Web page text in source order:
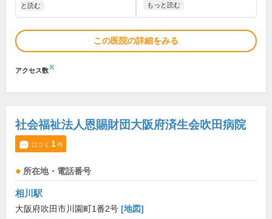
と読む もっと読む
この医院の詳細をみる
アクセス数※
社会福祉法人恩賜財団大阪府済生会吹田病院
口コミ 1件
所在地・電話番号
相川駅
大阪府吹田市川園町1番2号 [地図]